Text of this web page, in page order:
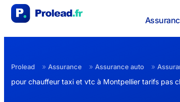
Prolead » Assurance » Assurance auto »
pour chauffeur taxi et vtc à Montpellier tarifs pas